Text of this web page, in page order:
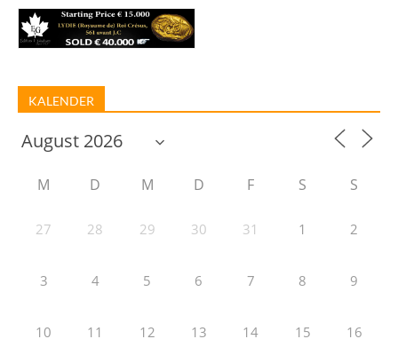
KALENDER
M D M D F S S
27 28 29 30 31 1 2
3 4 5 6 7 8 9
10 11 12 13 14 15 16